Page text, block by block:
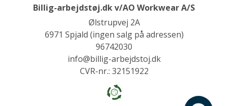
Billig-arbejdstøj.dk v/AO Workwear A/S
Ølstrupvej 2A
6971 Spjald (ingen salg på adressen)
96742030
info@billig-arbejdstoj.dk
CVR-nr.: 32151922